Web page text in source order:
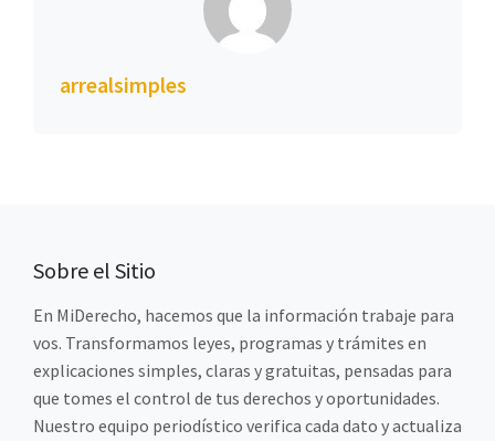
arrealsimples
Sobre el Sitio
En MiDerecho, hacemos que la información trabaje para
vos. Transformamos leyes, programas y trámites en
explicaciones simples, claras y gratuitas, pensadas para
que tomes el control de tus derechos y oportunidades.
Nuestro equipo periodístico verifica cada dato y actualiza